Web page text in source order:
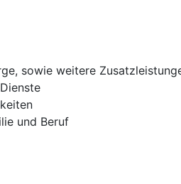
sowie weitere
und Beruf